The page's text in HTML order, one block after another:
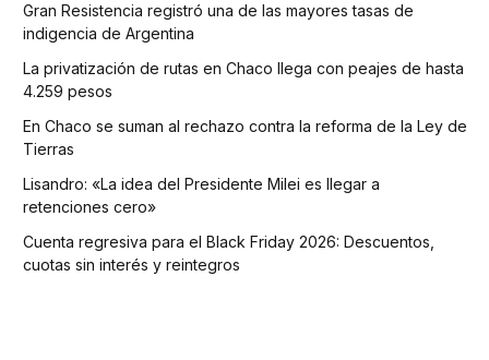
Gran Resistencia registró una de las mayores tasas de
indigencia de Argentina
La privatización de rutas en Chaco llega con peajes de hasta
4.259 pesos
En Chaco se suman al rechazo contra la reforma de la Ley de
Tierras
Lisandro: «La idea del Presidente Milei es llegar a
retenciones cero»
Cuenta regresiva para el Black Friday 2026: Descuentos,
cuotas sin interés y reintegros